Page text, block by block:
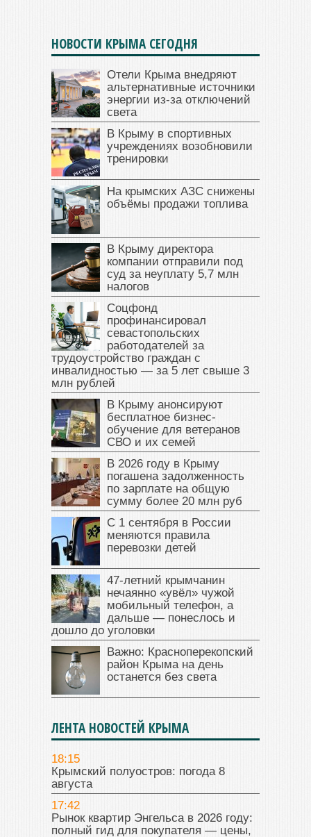
НОВОСТИ КРЫМА СЕГОДНЯ
Отели Крыма внедряют
альтернативные источники
энергии из-за отключений
света
В Крыму в спортивных
учреждениях возобновили
тренировки
На крымских АЗС снижены
объёмы продажи топлива
В Крыму директора
компании отправили под
суд за неуплату 5,7 млн
налогов
Соцфонд
профинансировал
севастопольских
работодателей за
трудоустройство граждан с
инвалидностью — за 5 лет свыше 3
млн рублей
В Крыму анонсируют
бесплатное бизнес-
обучение для ветеранов
СВО и их семей
В 2026 году в Крыму
погашена задолженность
по зарплате на общую
сумму более 20 млн руб
С 1 сентября в России
меняются правила
перевозки детей
47‑летний крымчанин
нечаянно «увёл» чужой
мобильный телефон, а
дальше — понеслось и
дошло до уголовки
Важно: Красноперекопский
район Крыма на день
останется без света
ЛЕНТА НОВОСТЕЙ КРЫМА
18:15
Крымский полуостров: погода 8
августа
17:42
Рынок квартир Энгельса в 2026 году:
полный гид для покупателя — цены,